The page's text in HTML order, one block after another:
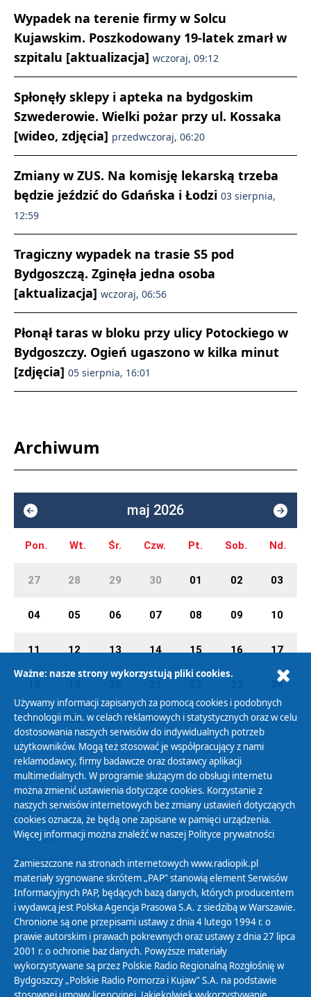
Wypadek na terenie firmy w Solcu
Kujawskim. Poszkodowany 19-latek zmarł w
szpitalu [aktualizacja] wczoraj, 09:12
Spłonęły sklepy i apteka na bydgoskim
Szwederowie. Wielki pożar przy ul. Kossaka
[wideo, zdjęcia] przedwczoraj, 06:20
Zmiany w ZUS. Na komisję lekarską trzeba
będzie jeździć do Gdańska i Łodzi 03 sierpnia,
12:59
Tragiczny wypadek na trasie S5 pod
Bydgoszczą. Zginęła jedna osoba
[aktualizacja] wczoraj, 06:56
Płonął taras w bloku przy ulicy Potockiego w
Bydgoszczy. Ogień ugaszono w kilka minut
[zdjęcia] 05 sierpnia, 16:01
Archiwum
maj 2026
Pon. Wt. Śr. Czw. Pt. Sob. Nd.
27 28 29 30 01 02 03
04 05 06 07 08 09 10
11 12 13 14 15 16 17
24
25 26 27 28 29 30 31
Polityka Prywatności
Zasady korzystania z Serwisu
Organizacje Pożytku Publicznego
Cyfryzacja DAB+
Polityka ochrony danych osobowych
Abonament
Zamówienia publiczne
Biuletyn Informacji Publicznej
Ważne: nasze strony wykorzystują pliki cookies.
Używamy informacji zapisanych za pomocą cookies i podobnych
technologii m.in. w celach reklamowych i statystycznych oraz w celu
dostosowania naszych serwisów do indywidualnych potrzeb
użytkowników. Mogą też stosować je współpracujący z nami
reklamodawcy, firmy badawcze oraz dostawcy aplikacji
multimedialnych. W programie służącym do obsługi internetu
można zmienić ustawienia dotyczące cookies. Korzystanie z
naszych serwisów internetowych bez zmiany ustawień dotyczących
cookies oznacza, że będą one zapisane w pamięci urządzenia.
Więcej informacji można znaleźć w naszej Polityce prywatności
Zamieszczone na stronach internetowych www.radiopik.pl
materiały sygnowane skrótem „PAP” stanowią element Serwisów
Informacyjnych PAP, będących bazą danych, których producentem
i wydawcą jest Polska Agencja Prasowa S.A. z siedzibą w Warszawie.
Chronione są one przepisami ustawy z dnia 4 lutego 1994 r. o
prawie autorskim i prawach pokrewnych oraz ustawy z dnia 27 lipca
2001 r. o ochronie baz danych. Powyższe materiały
wykorzystywane są przez Polskie Radio Regionalną Rozgłośnię w
Bydgoszczy „Polskie Radio Pomorza i Kujaw” S.A. na podstawie